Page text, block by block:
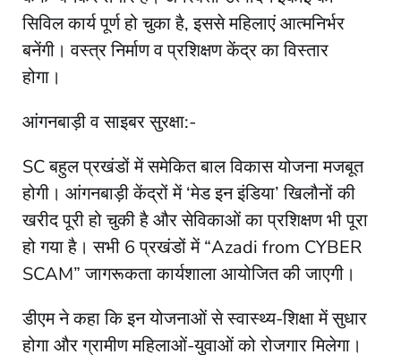
सिविल कार्य पूर्ण हो चुका है, इससे महिलाएं आत्मनिर्भर
बनेंगी। वस्त्र निर्माण व प्रशिक्षण केंद्र का विस्तार
होगा।
आंगनबाड़ी व साइबर सुरक्षा:-
SC बहुल प्रखंडों में समेकित बाल विकास योजना मजबूत
होगी। आंगनबाड़ी केंद्रों में ‘मेड इन इंडिया’ खिलौनों की
खरीद पूरी हो चुकी है और सेविकाओं का प्रशिक्षण भी पूरा
हो गया है। सभी 6 प्रखंडों में “Azadi from CYBER
SCAM” जागरूकता कार्यशाला आयोजित की जाएगी।
डीएम ने कहा कि इन योजनाओं से स्वास्थ्य-शिक्षा में सुधार
होगा और ग्रामीण महिलाओं-युवाओं को रोजगार मिलेगा।